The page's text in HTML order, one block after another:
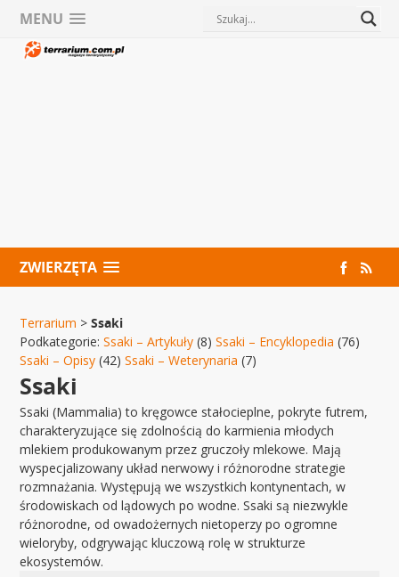
MENU
ZWIERZĘTA
Terrarium >Ssaki
Podkategorie:Ssaki – Artykuły (8)Ssaki – Encyklopedia (76)
Ssaki – Opisy (42)Ssaki – Weterynaria (7)
Ssaki
Ssaki (Mammalia) to kręgowce stałocieplne, pokryte futrem,
charakteryzujące się zdolnością do karmienia młodych
mlekiem produkowanym przez gruczoły mlekowe. Mają
wyspecjalizowany układ nerwowy i różnorodne strategie
rozmnażania. Występują we wszystkich kontynentach, w
środowiskach od lądowych po wodne. Ssaki są niezwykle
różnorodne, od owadożernych nietoperzy po ogromne
wieloryby, odgrywając kluczową rolę w strukturze
ekosystemów.